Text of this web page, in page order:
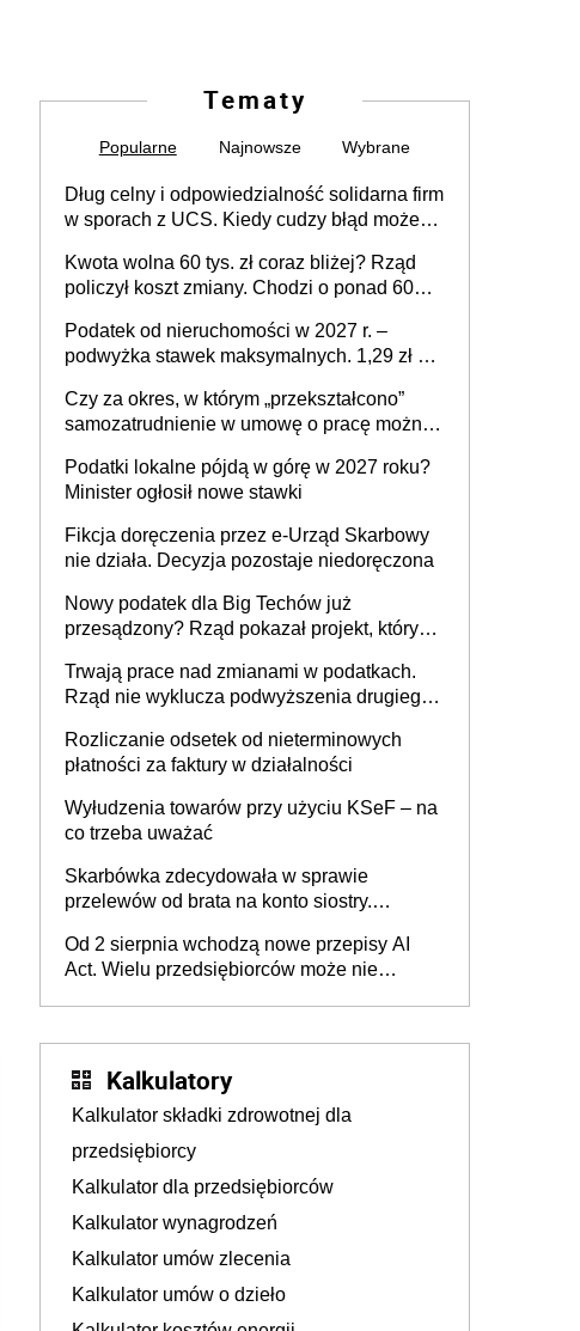
Tematy
Popularne Najnowsze Wybrane
Dług celny i odpowiedzialność solidarna firm
w sporach z UCS. Kiedy cudzy błąd może
Kwota wolna 60 tys. zł coraz bliżej? Rząd
policzył koszt zmiany. Chodzi o ponad 60
Podatek od nieruchomości w 2027 r. –
podwyżka stawek maksymalnych. 1,29 zł za
budynków i lokali związanych z
prowadzeniem działalności gospodarczej
Czy za okres, w którym „przekształcono”
samozatrudnienie w umowę o pracę można
umowy cywilnoprawnej jedynym
racjonalnym wyjściem
Podatki lokalne pójdą w górę w 2027 roku?
Minister ogłosił nowe stawki
Fikcja doręczenia przez e-Urząd Skarbowy
nie działa. Decyzja pozostaje niedoręczona
Nowy podatek dla Big Techów już
przesądzony? Rząd pokazał projekt, który
Trwają prace nad zmianami w podatkach.
Rząd nie wyklucza podwyższenia drugiego
Rozliczanie odsetek od nieterminowych
płatności za faktury w działalności
Wyłudzenia towarów przy użyciu KSeF – na
co trzeba uważać
Skarbówka zdecydowała w sprawie
przelewów od brata na konto siostry.
darowizna, ale podatku jednak nie będzie
Od 2 sierpnia wchodzą nowe przepisy AI
Act. Wielu przedsiębiorców może nie
Kalkulatory
Kalkulator składki zdrowotnej dla
przedsiębiorcy
Kalkulator dla przedsiębiorców
Kalkulator wynagrodzeń
Kalkulator umów zlecenia
Kalkulator umów o dzieło